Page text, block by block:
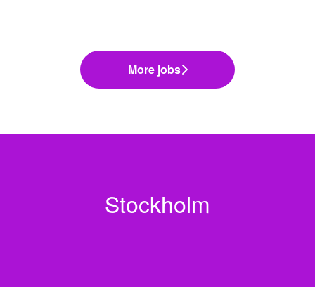
More jobs
Stockholm